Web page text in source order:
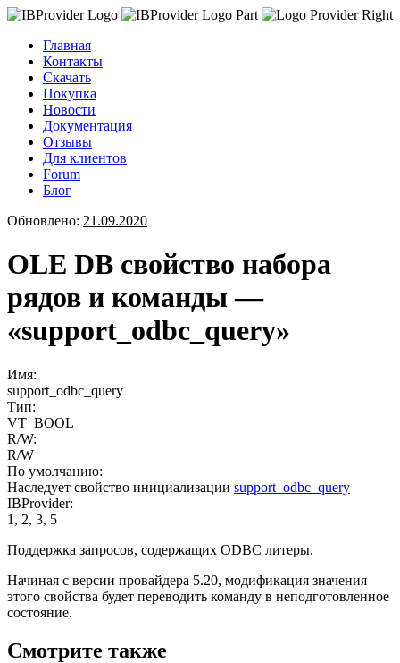
Главная
Контакты
Скачать
Покупка
Новости
Документация
Отзывы
Для клиентов
Forum
Блог
Обновлено: 21.09.2020
OLE DB свойство набора
рядов и команды —
«support_odbc_query»
Имя:
support_odbc_query
Тип:
VT_BOOL
R/W:
R/W
По умолчанию:
Наследует свойство инициализации support_odbc_query
IBProvider:
1, 2, 3, 5
Поддержка запросов, содержащих ODBC литеры.
Начиная с версии провайдера 5.20, модификация значения
этого свойства будет переводить команду в неподготовленное
состояние.
Смотрите также